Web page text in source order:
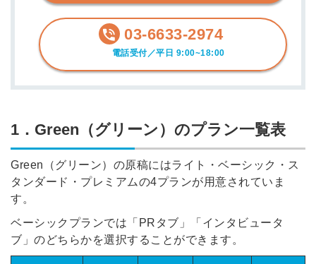
03-6633-2974
電話受付／平日 9:00~18:00
1．Green（グリーン）のプラン一覧表
Green（グリーン）の原稿にはライト・ベーシック・ス
タンダード・プレミアムの4プランが用意されていま
す。
ベーシックプランでは「PRタブ」「インタビュータ
ブ」のどちらかを選択することができます。